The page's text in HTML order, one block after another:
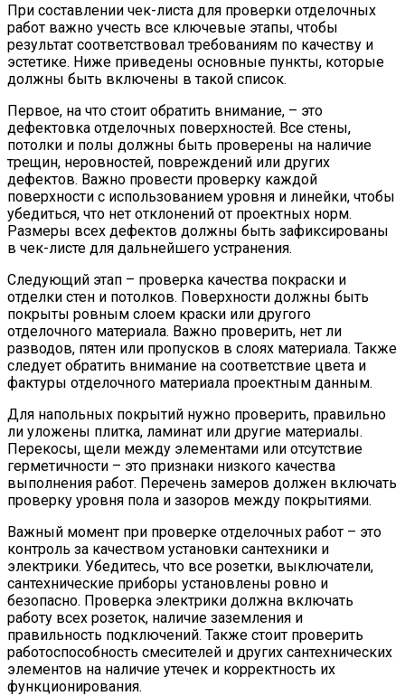
При составлении чек-листа для проверки отделочных
работ важно учесть все ключевые этапы, чтобы
результат соответствовал требованиям по качеству и
эстетике. Ниже приведены основные пункты, которые
должны быть включены в такой список.
Первое, на что стоит обратить внимание, – это
дефектовка отделочных поверхностей. Все стены,
потолки и полы должны быть проверены на наличие
трещин, неровностей, повреждений или других
дефектов. Важно провести проверку каждой
поверхности с использованием уровня и линейки, чтобы
убедиться, что нет отклонений от проектных норм.
Размеры всех дефектов должны быть зафиксированы
в чек-листе для дальнейшего устранения.
Следующий этап – проверка качества покраски и
отделки стен и потолков. Поверхности должны быть
покрыты ровным слоем краски или другого
отделочного материала. Важно проверить, нет ли
разводов, пятен или пропусков в слоях материала. Также
следует обратить внимание на соответствие цвета и
фактуры отделочного материала проектным данным.
Для напольных покрытий нужно проверить, правильно
ли уложены плитка, ламинат или другие материалы.
Перекосы, щели между элементами или отсутствие
герметичности – это признаки низкого качества
выполнения работ. Перечень замеров должен включать
проверку уровня пола и зазоров между покрытиями.
Важный момент при проверке отделочных работ – это
контроль за качеством установки сантехники и
электрики. Убедитесь, что все розетки, выключатели,
сантехнические приборы установлены ровно и
безопасно. Проверка электрики должна включать
работу всех розеток, наличие заземления и
правильность подключений. Также стоит проверить
работоспособность смесителей и других сантехнических
элементов на наличие утечек и корректность их
функционирования.